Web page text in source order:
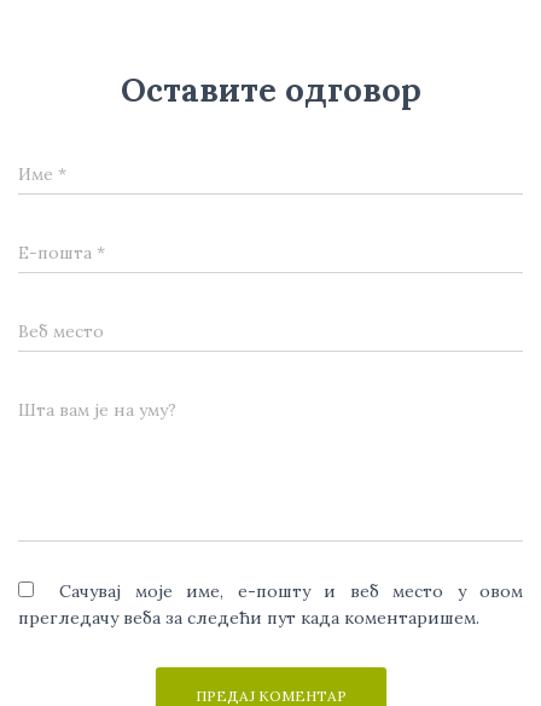
Оставите одговор
Име *
Е-пошта *
Веб место
Шта вам је на уму?
Сачувај моје име, е-пошту и веб место у овом
прегледачу веба за следећи пут када коментаришем.